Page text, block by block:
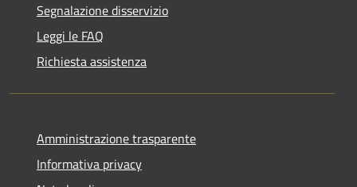
Segnalazione disservizio
Leggi le FAQ
Richiesta assistenza
Amministrazione trasparente
Informativa privacy